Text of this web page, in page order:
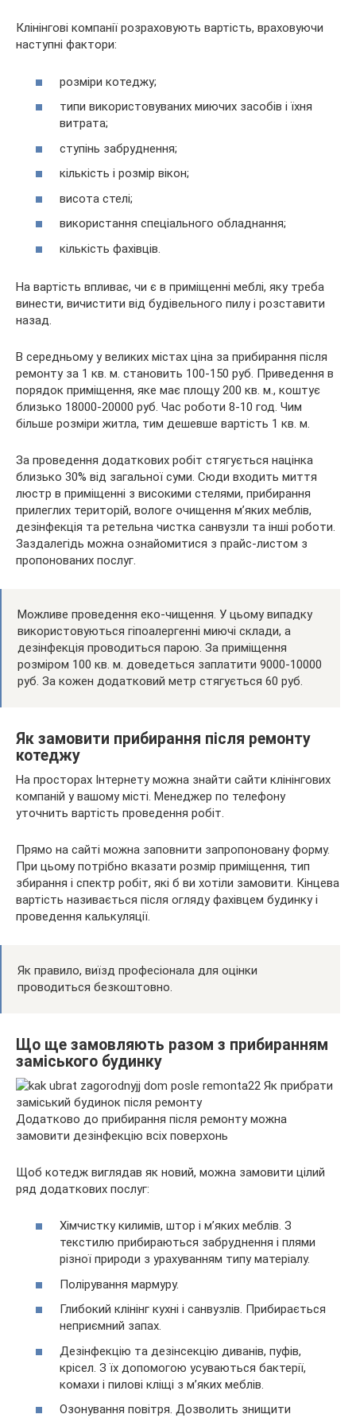
Клінінгові компанії розраховують вартість, враховуючи
наступні фактори:
розміри котеджу;
типи використовуваних миючих засобів і їхня
витрата;
ступінь забруднення;
кількість і розмір вікон;
висота стелі;
використання спеціального обладнання;
кількість фахівців.
На вартість впливає, чи є в приміщенні меблі, яку треба
винести, вичистити від будівельного пилу і розставити
назад.
В середньому у великих містах ціна за прибирання після
ремонту за 1 кв. м. становить 100-150 руб. Приведення в
порядок приміщення, яке має площу 200 кв. м., коштує
близько 18000-20000 руб. Час роботи 8-10 год. Чим
більше розміри житла, тим дешевше вартість 1 кв. м.
За проведення додаткових робіт стягується націнка
близько 30% від загальної суми. Сюди входить миття
люстр в приміщенні з високими стелями, прибирання
прилеглих територій, вологе очищення м’яких меблів,
дезінфекція та ретельна чистка санвузли та інші роботи.
Заздалегідь можна ознайомитися з прайс-листом з
пропонованих послуг.
Можливе проведення еко-чищення. У цьому випадку
використовуються гіпоалергенні миючі склади, а
дезінфекція проводиться парою. За приміщення
розміром 100 кв. м. доведеться заплатити 9000-10000
руб. За кожен додатковий метр стягується 60 руб.
Як замовити прибирання після ремонту
котеджу
На просторах Інтернету можна знайти сайти клінінгових
компаній у вашому місті. Менеджер по телефону
уточнить вартість проведення робіт.
Прямо на сайті можна заповнити запропоновану форму.
При цьому потрібно вказати розмір приміщення, тип
збирання і спектр робіт, які б ви хотіли замовити. Кінцева
вартість називається після огляду фахівцем будинку і
проведення калькуляції.
Як правило, виїзд професіонала для оцінки
проводиться безкоштовно.
Що ще замовляють разом з прибиранням
заміського будинку
Додатково до прибирання після ремонту можна
замовити дезінфекцію всіх поверхонь
Щоб котедж виглядав як новий, можна замовити цілий
ряд додаткових послуг:
Хімчистку килимів, штор і м’яких меблів. З
текстилю прибираються забруднення і плями
різної природи з урахуванням типу матеріалу.
Полірування мармуру.
Глибокий клінінг кухні і санвузлів. Прибирається
неприємний запах.
Дезінфекцію та дезінсекцію диванів, пуфів,
крісел. З їх допомогою усуваються бактерії,
комахи і пилові кліщі з м’яких меблів.
Озонування повітря. Дозволить знищити